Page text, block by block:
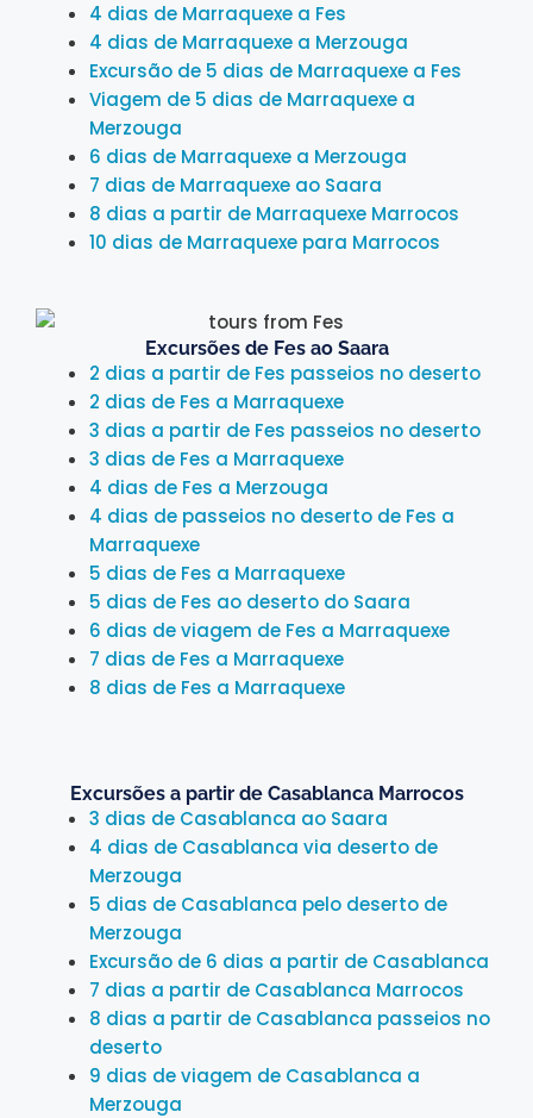
4 dias de Marraquexe a Fes
4 dias de Marraquexe a Merzouga
Excursão de 5 dias de Marraquexe a Fes
Viagem de 5 dias de Marraquexe a
Merzouga
6 dias de Marraquexe a Merzouga
7 dias de Marraquexe ao Saara
8 dias a partir de Marraquexe Marrocos
10 dias de Marraquexe para Marrocos
Excursões de Fes ao Saara
2 dias a partir de Fes passeios no deserto
2 dias de Fes a Marraquexe
3 dias a partir de Fes passeios no deserto
3 dias de Fes a Marraquexe
4 dias de Fes a Merzouga
4 dias de passeios no deserto de Fes a
Marraquexe
5 dias de Fes a Marraquexe
5 dias de Fes ao deserto do Saara
6 dias de viagem de Fes a Marraquexe
7 dias de Fes a Marraquexe
8 dias de Fes a Marraquexe
Excursões a partir de Casablanca Marrocos
3 dias de Casablanca ao Saara
4 dias de Casablanca via deserto de
Merzouga
5 dias de Casablanca pelo deserto de
Merzouga
Excursão de 6 dias a partir de Casablanca
7 dias a partir de Casablanca Marrocos
8 dias a partir de Casablanca passeios no
deserto
9 dias de viagem de Casablanca a
Merzouga